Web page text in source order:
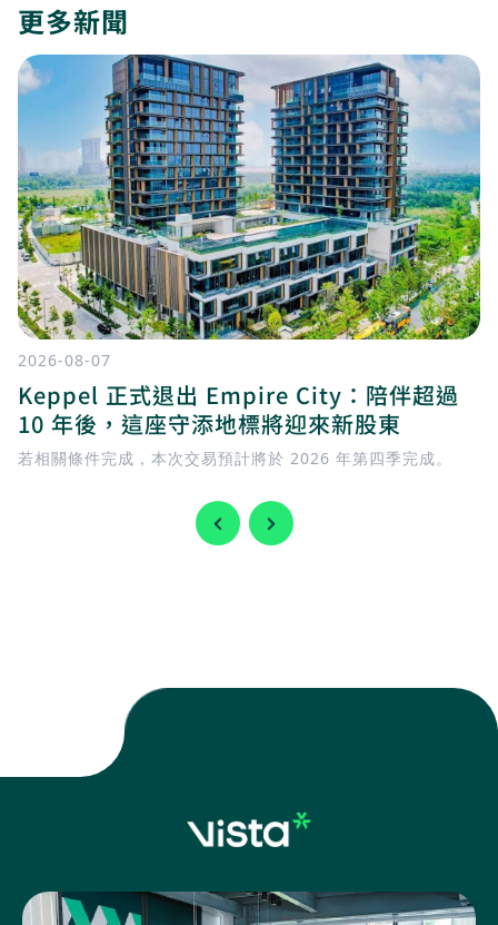
更多新聞
2026-08-07
Keppel 正式退出 Empire City：陪伴超過
10 年後，這座守添地標將迎來新股東
若相關條件完成，本次交易預計將於 2026 年第四季完成。